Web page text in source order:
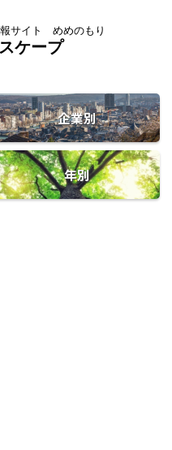
サイト めめのもり
ケープ
企業別
年別